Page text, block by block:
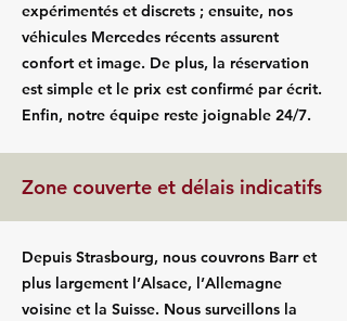
expérimentés et discrets ; ensuite, nos
véhicules Mercedes récents assurent
confort et image. De plus, la réservation
est simple et le prix est confirmé par écrit.
Enfin, notre équipe reste joignable 24/7.
Zone couverte et délais indicatifs
Depuis Strasbourg, nous couvrons Barr et
plus largement l’Alsace, l’Allemagne
voisine et la Suisse. Nous surveillons la